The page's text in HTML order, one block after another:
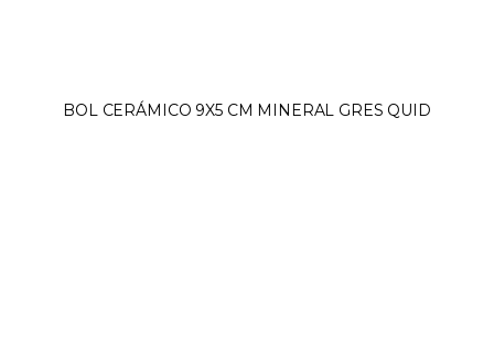
BOL CERÁMICO 9X5 CM MINERAL GRES QUID